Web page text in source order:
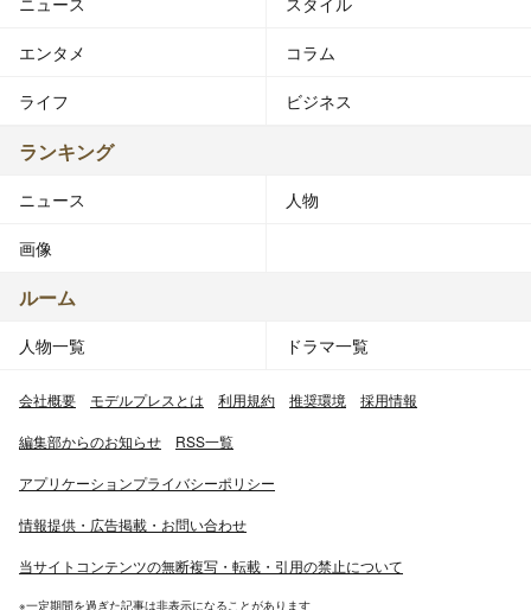
エンタメ コラム
ライフ ビジネス
ランキング
ニュース 人物
画像
ルーム
人物一覧 ドラマ一覧
会社概要 モデルプレスとは 利用規約 推奨環境 採用情報
編集部からのお知らせ RSS一覧
アプリケーションプライバシーポリシー
情報提供・広告掲載・お問い合わせ
当サイトコンテンツの無断複写・転載・引用の禁止について
※一定期間を過ぎた記事は非表示になることがあります